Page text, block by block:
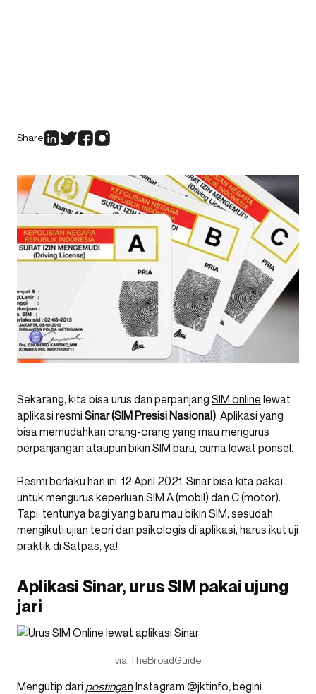
Share
Sekarang, kita bisa urus dan perpanjang SIM online lewat
aplikasi resmi Sinar (SIM Presisi Nasional). Aplikasi yang
bisa memudahkan orang-orang yang mau mengurus
perpanjangan ataupun bikin SIM baru, cuma lewat ponsel.
Resmi berlaku hari ini, 12 April 2021, Sinar bisa kita pakai
untuk mengurus keperluan SIM A (mobil) dan C (motor).
Tapi, tentunya bagi yang baru mau bikin SIM, sesudah
mengikuti ujian teori dan psikologis di aplikasi, harus ikut uji
praktik di Satpas, ya!
Aplikasi Sinar, urus SIM pakai ujung
jari
via TheBroadGuide
Mengutip dari postingan Instagram @jktinfo,begini